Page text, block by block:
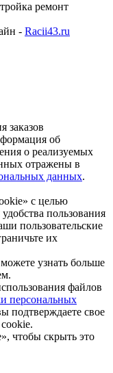
ремонт
- Racii43.ru
заказов
об
о реализуемых
отражены в
данных.
с целью
пользования
пользовательские
их
узнать больше
файлов
персональных
подтверждаете свое
чтобы скрыть это